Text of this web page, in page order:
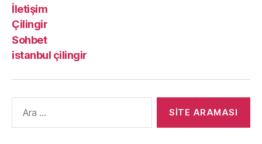
İletişim
Çilingir
Sohbet
istanbul çilingir
yap: